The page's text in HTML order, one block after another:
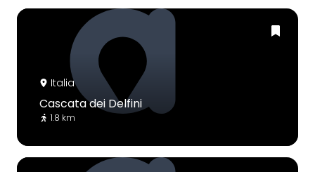
Italia
Cascata dei Delfini
1.8 km